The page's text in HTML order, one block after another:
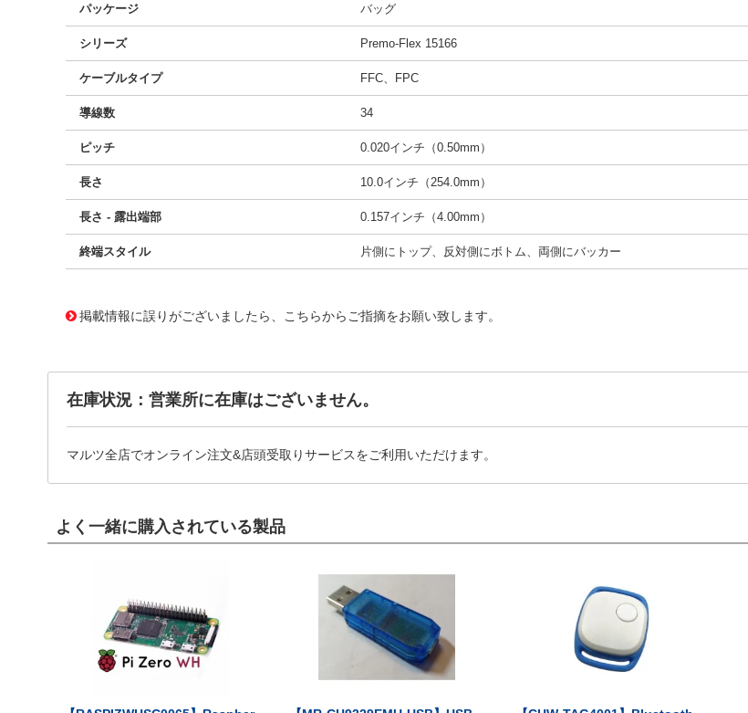
パッケージ バッグ
シリーズ Premo-Flex 15166
ケーブルタイプ FFC、FPC
導線数 34
ピッチ 0.020インチ（0.50mm）
長さ 10.0インチ（254.0mm）
長さ - 露出端部 0.157インチ（4.00mm）
終端スタイル 片側にトップ、反対側にボトム、両側にバッカー
掲載情報に誤りがございましたら、こちらからご指摘をお願い致します。
在庫状況：営業所に在庫はございません。
マルツ全店でオンライン注文&店頭受取りサービスをご利用いただけます。
よく一緒に購入されている製品